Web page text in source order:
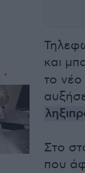
και
το νέο
Στο
που